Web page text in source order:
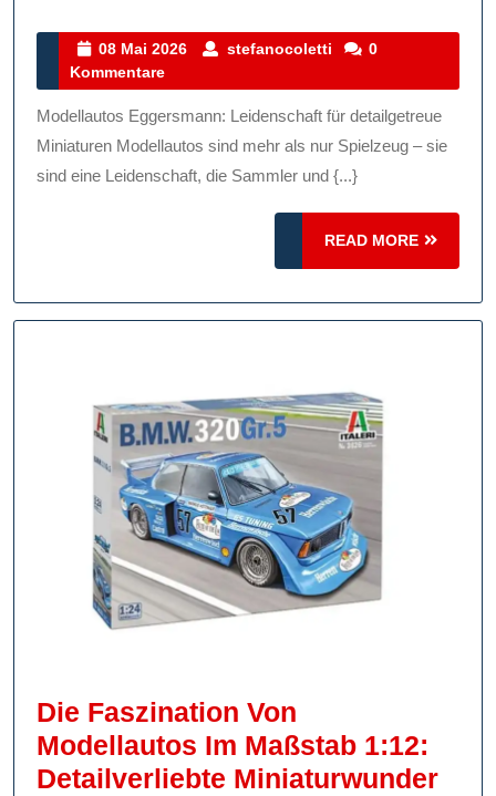
Welt
Modellautos
Von
Eggersmann:
Detailgetreue
Meisterwerke
Autoliebhaber
08 Mai 2026
08
2026
stefanocoletti stefanocoletti
0
Kommentare
Modellautos Eggersmann: Leidenschaft für detailgetreue
Miniaturen Modellautos sind mehr als nur Spielzeug – sie
sind eine Leidenschaft, die Sammler und {...}
READ MORE
READ
MORE
Die Faszination Von
Modellautos Im Maßstab 1:12:
Detailverliebte MiniaturwunderDie